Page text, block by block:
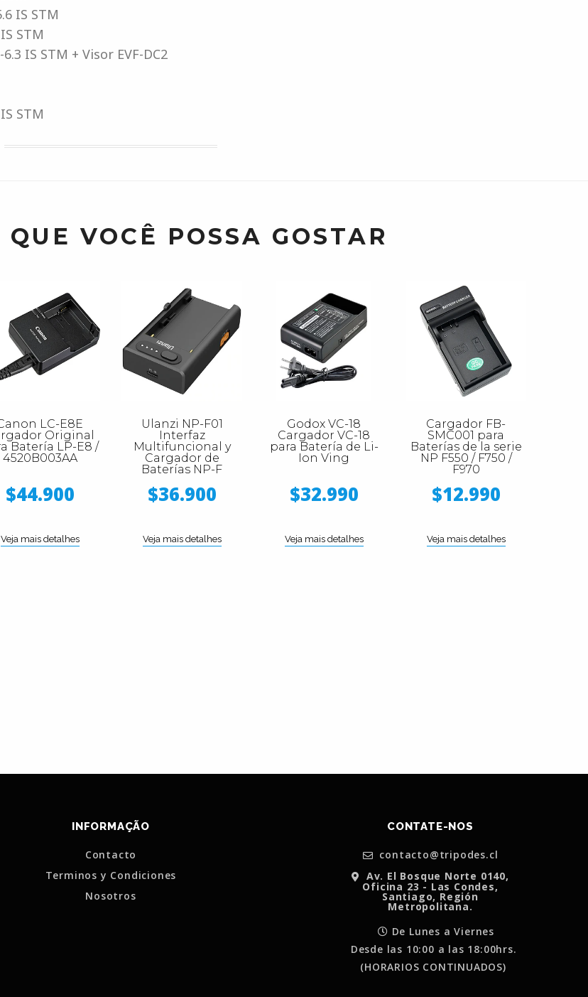
IS STM
STM
IS STM + Visor EVF-DC2
STM
VOCÊ POSSA GOSTAR
LC-E8E
Original
Batería LP-E8 /
4520B003AA
$44.900
Veja mais detalhes
Ulanzi NP-F01
Interfaz
Multifuncional y
Cargador de
Baterías NP-F
$36.900
Veja mais detalhes
Godox VC-18
Cargador VC-18
para Batería de Li-
Ion Ving
$32.990
Veja mais detalhes
Cargador FB-
SMC001 para
Baterías de la serie
NP F550 / F750 /
F970
$12.990
Veja mais detalhes
INFORMAÇÃO
Contacto
Terminos y Condiciones
Nosotros
CONTATE-NOS
contacto@tripodes.cl
Av. El Bosque Norte 0140,
Oficina 23 - Las Condes,
Santiago, Región
Metropolitana.
De Lunes a Viernes
Desde las 10:00 a las 18:00hrs.
(HORARIOS CONTINUADOS)